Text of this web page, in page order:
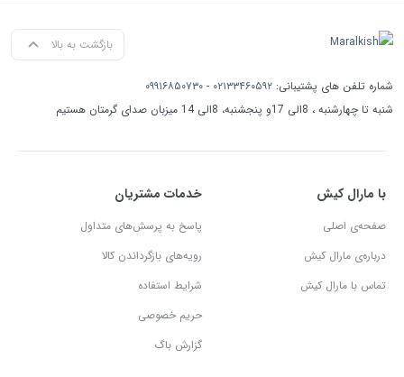
بازگشت به بالا
شماره تلفن های پشتیبانی: ۰۲۱۳۳۴۶۰۵۹۲ - ۰۹۹۱۶۸۵۰۷۳۰
شنبه تا چهارشنبه ، 8الی 17و پنجشنبه، 8الی 14 میزبان صدای گرمتان هستیم
با مارال کیش
صفحه‌ی اصلی
درباره‌ی مارال کیش
تماس با مارال کیش
خدمات مشتریان
پاسخ به پرسش‌های متداول
رویه‌های بازگرداندن کالا
شرایط استفاده
حریم خصوصی
گزارش باگ